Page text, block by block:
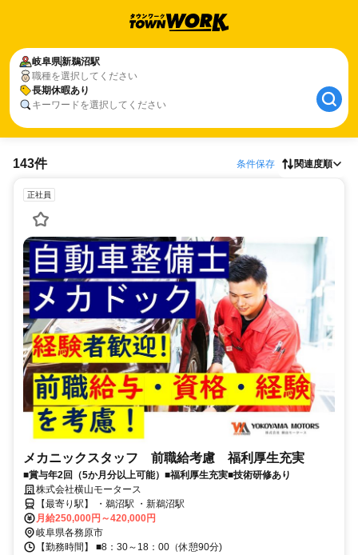
岐阜県新鵜沼駅
職種を選択してください
長期休暇あり
キーワードを選択してください
143件 条件保存 関連度順
正社員
メカニックスタッフ 前職給考慮 福利厚生充実
■賞与年2回（5か月分以上可能）■福利厚生充実■技術研修あり
株式会社横山モータース
【最寄り駅】 ・鵜沼駅 ・新鵜沼駅
月給250,000円～420,000円
岐阜県各務原市
【勤務時間】 ■8：30～18：00（休憩90分)